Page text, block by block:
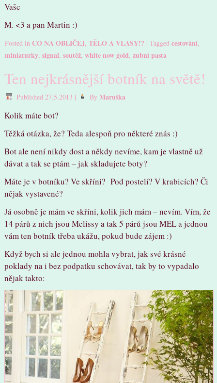
Vaše
M. <3 a pan Martin :)
Posted in CO NA OBLIČEJ, TĚLO A VLASY!? |Tagged cestování,
miniaturky,signal,soutěž,white now gold,zubní pasta
Ten nejkrásnější botník na světě!
Published 27.5.2013 | By Maruška
Kolik máte bot?
Těžká otázka, že? Teda alespoň pro některé znás :)
Bot ale není nikdy dost a někdy nevíme, kam je vlastně už
dávat a tak se ptám – jak skladujete boty?
Máte je v botníku? Ve skříni? Pod postelí? V krabicích? Či
nějak vystavené?
Já osobně je mám ve skříni, kolik jich mám – nevím. Vím, že
14 párů z nich jsou Melissy a tak 5 párů jsou MEL a jednou
vám ten botník třeba ukážu, pokud bude zájem :)
Když bych si ale jednou mohla vybrat, jak své krásné
poklady na i bez podpatku schovávat, tak by to vypadalo
nějak takto: